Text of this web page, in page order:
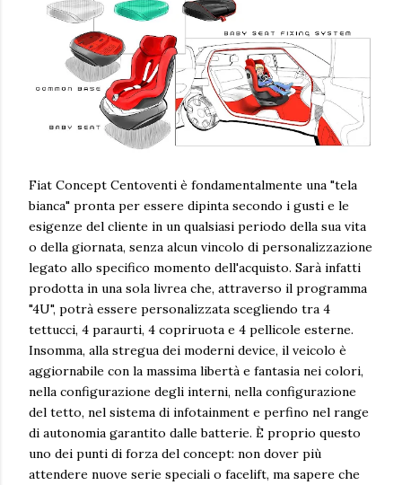
Fiat Concept Centoventi è fondamentalmente una "tela
bianca" pronta per essere dipinta secondo i gusti e le
esigenze del cliente in un qualsiasi periodo della sua vita
o della giornata, senza alcun vincolo di personalizzazione
legato allo specifico momento dell'acquisto. Sarà infatti
prodotta in una sola livrea che, attraverso il programma
"4U", potrà essere personalizzata scegliendo tra 4
tettucci, 4 paraurti, 4 copriruota e 4 pellicole esterne.
Insomma, alla stregua dei moderni device, il veicolo è
aggiornabile con la massima libertà e fantasia nei colori,
nella configurazione degli interni, nella configurazione
del tetto, nel sistema di infotainment e perfino nel range
di autonomia garantito dalle batterie. È proprio questo
uno dei punti di forza del concept: non dover più
attendere nuove serie speciali o facelift, ma sapere che